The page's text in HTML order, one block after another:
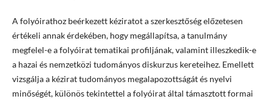
A folyóirathoz beérkezett kéziratot a szerkesztőség előzetesen
értékeli annak érdekében, hogy megállapítsa, a tanulmány
megfelel-e a folyóirat tematikai profiljának, valamint illeszkedik-e
a hazai és nemzetközi tudományos diskurzus kereteihez. Emellett
vizsgálja a kézirat tudományos megalapozottságát és nyelvi
minőségét, különös tekintettel a folyóirat által támasztott formai